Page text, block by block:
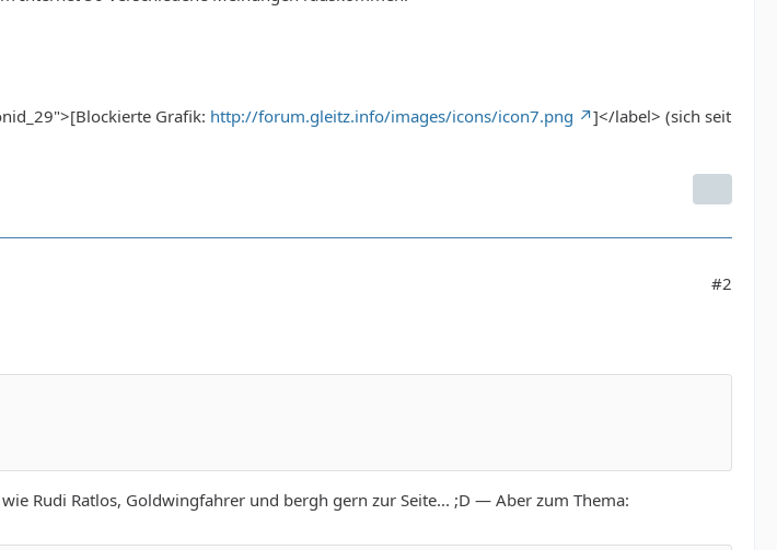
Grafik: http://forum.gleitz.info/images/icons/icon7.png
]</label> (sich seit
#2
Rudi Ratlos, Goldwingfahrer und bergh gern zur Seite... ;D — Aber zum Thema: